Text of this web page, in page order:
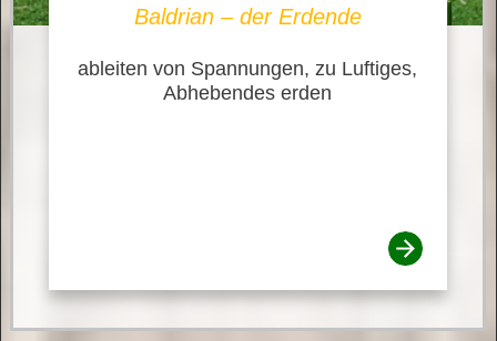
Baldrian – der Erdende
ableiten von Spannungen, zu Luftiges,
Abhebendes erden